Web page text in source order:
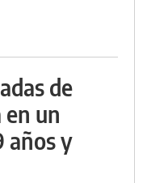
de
en un
años y